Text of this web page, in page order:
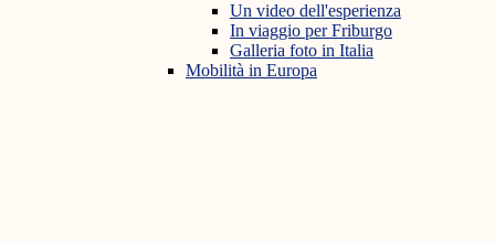
Un video dell'esperienza
In viaggio per Friburgo
Galleria foto in Italia
Mobilità in Europa